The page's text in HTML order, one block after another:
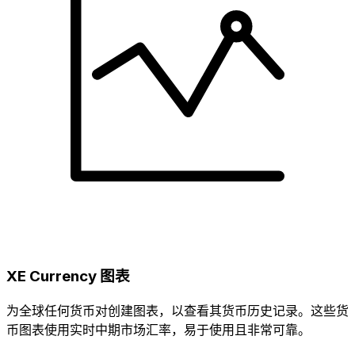
XE Currency 图表
为全球任何货币对创建图表，以查看其货币历史记录。这些货
币图表使用实时中期市场汇率，易于使用且非常可靠。